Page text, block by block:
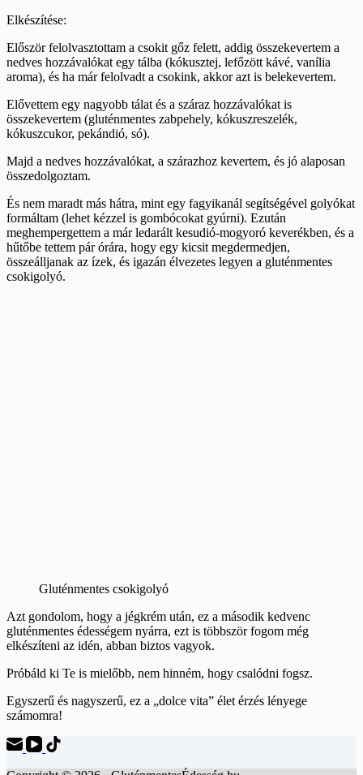
Elkészítése:
Először felolvasztottam a csokit gőz felett, addig összekevertem a
nedves hozzávalókat egy tálba (kókusztej, lefőzött kávé, vanília
aroma), és ha már felolvadt a csokink, akkor azt is belekevertem.
Elővettem egy nagyobb tálat és a száraz hozzávalókat is
összekevertem (gluténmentes zabpehely, kókuszreszelék,
kókuszcukor, pekándió, só).
Majd a nedves hozzávalókat, a szárazhoz kevertem, és jó alaposan
összedolgoztam.
És nem maradt más hátra, mint egy fagyikanál segítségével golyókat
formáltam (lehet kézzel is gombócokat gyúrni). Ezután
meghempergettem a már ledarált kesudió-mogyoró keverékben, és a
hűtőbe tettem pár órára, hogy egy kicsit megdermedjen,
összeálljanak az ízek, és igazán élvezetes legyen a gluténmentes
csokigolyó.
Gluténmentes csokigolyó
Azt gondolom, hogy a jégkrém után, ez a második kedvenc
gluténmentes édességem nyárra, ezt is többször fogom még
elkészíteni az idén, abban biztos vagyok.
Próbáld ki Te is mielőbb, nem hinném, hogy csalódni fogsz.
Egyszerű és nagyszerű, ez a „dolce vita” élet érzés lényege
számomra!